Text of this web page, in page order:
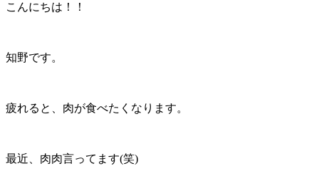
こんにちは！！
知野です。
疲れると、肉が食べたくなります。
最近、肉肉言ってます(笑)